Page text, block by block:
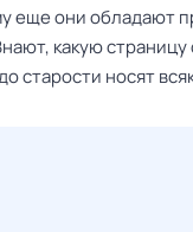
еще они обладают
какую
старости носят